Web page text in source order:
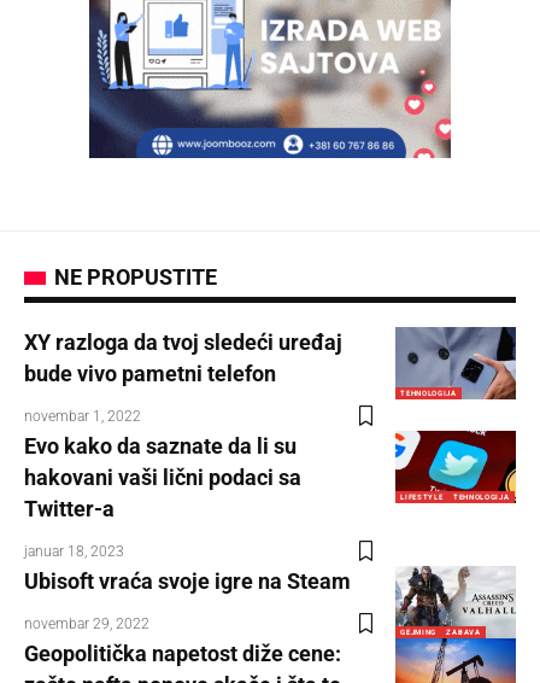
NE PROPUSTITE
TEHNOLOGIJA
XY razloga da tvoj sledeći uređaj
bude vivo pametni telefon
novembar 1, 2022
LIFESTYLE TEHNOLOGIJA
Evo kako da saznate da li su
hakovani vaši lični podaci sa
Twitter-a
januar 18, 2023
GEJMING ZABAVA
Ubisoft vraća svoje igre na Steam
novembar 29, 2022
Geopolitička napetost diže cene: